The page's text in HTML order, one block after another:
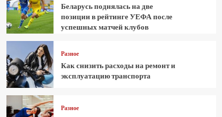
Беларусь поднялась на две
позиции в рейтинге УЕФА после
успешных матчей клубов
Разное
Как снизить расходы на ремонт и
эксплуатацию транспорта
Разное